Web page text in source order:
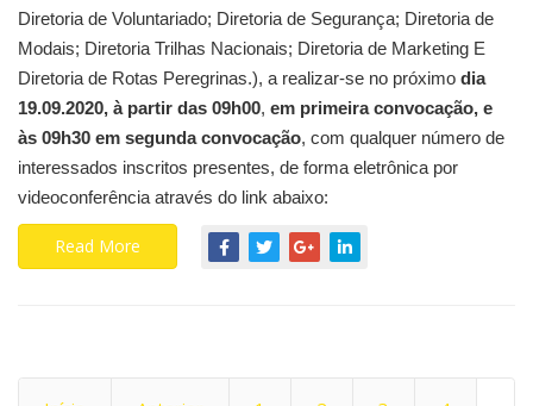
Diretoria de Voluntariado; Diretoria de Segurança; Diretoria de
Modais; Diretoria Trilhas Nacionais; Diretoria de Marketing E
Diretoria de Rotas Peregrinas.), a realizar-se no próximo dia
19.09.2020, à partir das 09h00, em primeira convocação, e
às 09h30 em segunda convocação, com qualquer número de
interessados inscritos presentes, de forma eletrônica por
videoconferência através do link abaixo:
Read More